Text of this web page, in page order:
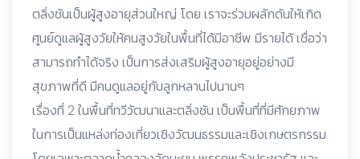
ตลิ่งชันเป็นผู้สูงอายุส่วนใหญ่ โดย เราจะร่วมผลักดันให้เกิด
ศูนย์ดูแลผู้สูงวัยให้คนสูงวัยในพื้นที่ได้มีอาชีพ มีรายได้ เชื่อว่า
สามารถทำได้จริง เป็นการส่งเสริมผู้สูงอายุอยู่อย่างมี
สุขภาพที่ดี มีคนดูแลอยู่กับลูกหลานไปนานๆ
เรื่องที่ 2 ในพื้นที่ทวีวัฒนาและตลิ่งชัน เป็นพื้นที่ที่มีศักยภาพ
ในการเป็นแหล่งท่องเที่ยวเชิงวัฒนธรรมและเชิงเกษตรกรรม